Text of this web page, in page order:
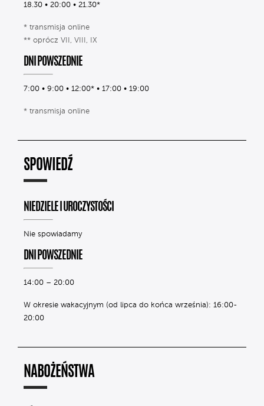
18.30 • 20:00 • 21.30*
* transmisja online
** oprócz VII, VIII, IX
DNI POWSZEDNIE
7:00 • 9:00 • 12:00* • 17:00 • 19:00
* transmisja online
SPOWIEDŹ
NIEDZIELE I UROCZYSTOŚCI
Nie spowiadamy
DNI POWSZEDNIE
14:00 – 20:00
W okresie wakacyjnym (od lipca do końca września): 16:00-
20:00
NABOŻEŃSTWA